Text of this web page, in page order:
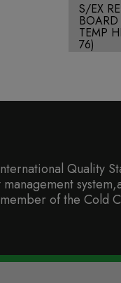
S/EX
TEMP
76)
Quality
of the Cold